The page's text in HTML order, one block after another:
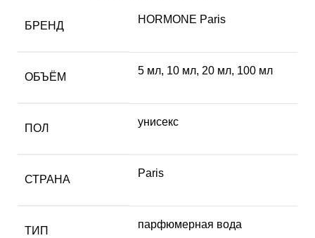
БРЕНД
HORMONE Paris
ОБЪЁМ
5 мл, 10 мл, 20 мл, 100 мл
ПОЛ
унисекс
СТРАНА
Paris
ТИП
парфюмерная вода